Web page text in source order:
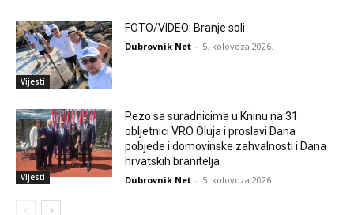
Vijesti
FOTO/VIDEO: Branje soli
Dubrovnik Net - 5. kolovoza 2026.
Vijesti
Pezo sa suradnicima u Kninu na 31.
obljetnici VRO Oluja i proslavi Dana
pobjede i domovinske zahvalnosti i Dana
hrvatskih branitelja
Dubrovnik Net - 5. kolovoza 2026.